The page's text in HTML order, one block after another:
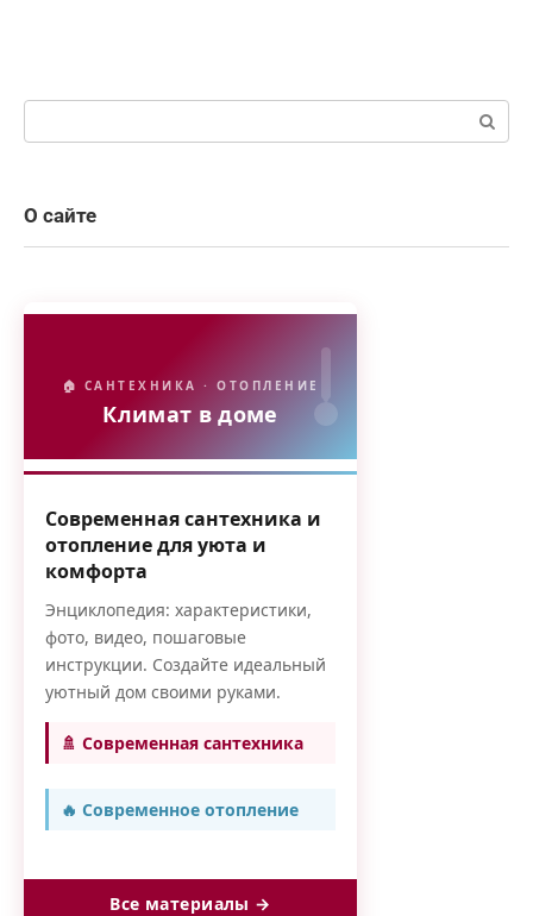
О сайте
🏠 САНТЕХНИКА · ОТОПЛЕНИЕ
Климат в доме
Современная сантехника и
отопление для уюта и
комфорта
Энциклопедия: характеристики,
фото, видео, пошаговые
инструкции. Создайте идеальный
уютный дом своими руками.
🚿 Современная сантехника
🔥 Современное отопление
Все материалы →